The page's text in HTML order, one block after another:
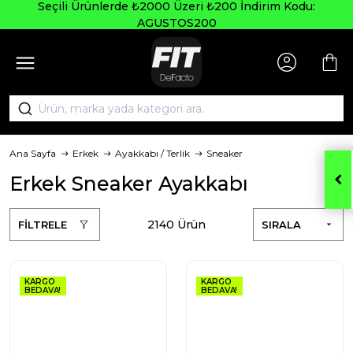
Seçili Ürünlerde ₺2000 Üzeri ₺200 İndirim Kodu:
AGUSTOS200
Ana Sayfa Erkek Ayakkabı / Terlik Sneaker
Erkek Sneaker Ayakkabı
FİLTRELE SIRALA
2140 Ürün
KARGO
BEDAVA!
KARGO
BEDAVA!